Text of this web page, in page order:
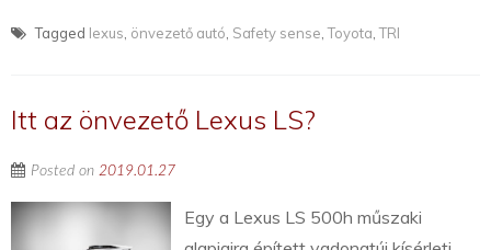
Tagged lexus önvezető autó Safety sense ,Toyota ,TRI
Itt az önvezető Lexus LS?
Posted on 2019.01.27
Egy a Lexus LS 500h műszaki